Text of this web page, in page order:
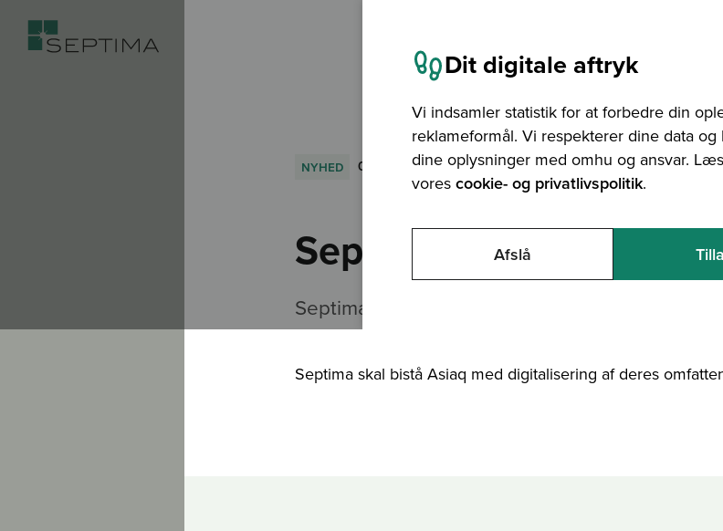
Dit digitale aftryk
Vi indsamler statistik for at forbedre din
reklameformål. Vi respekterer dine data og
dine oplysninger med omhu og ansvar.
vores cookie- og privatlivspolitik.
Afslå
nyhed 02.01.2015
Septima på Grønland
Septima skal bistå Asiaq med digitalisering af
Septima skal bistå Asiaq med digitalisering af deres